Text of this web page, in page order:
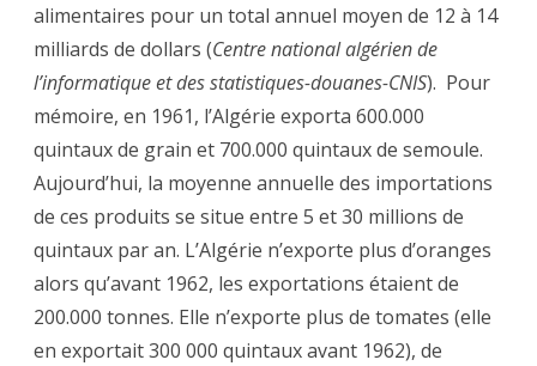
alimentaires pour un total annuel moyen de 12 à 14
milliards de dollars (Centre national algérien de
l’informatique et des statistiques-douanes-CNIS). Pour
mémoire, en 1961, l’Algérie exporta 600.000
quintaux de grain et 700.000 quintaux de semoule.
Aujourd’hui, la moyenne annuelle des importations
de ces produits se situe entre 5 et 30 millions de
quintaux par an. L’Algérie n’exporte plus d’oranges
alors qu’avant 1962, les exportations étaient de
200.000 tonnes. Elle n’exporte plus de tomates (elle
en exportait 300 000 quintaux avant 1962), de